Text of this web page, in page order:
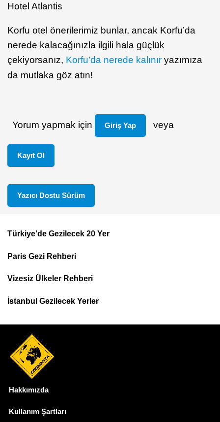
Hotel Atlantis
Korfu otel önerilerimiz bunlar, ancak Korfu’da
nerede kalacağınızla ilgili hala güçlük
çekiyorsanız, Korfu’da nerede kalınır yazımıza
da mutlaka göz atın!
Yorum yapmak için Giriş Yap veya
Kayıt Ol
Yazıcı Dostu Sürüm
Footer
Top
Menu
Türkiye'de Gezilecek 20 Yer
Paris Gezi Rehberi
Vizesiz Ülkeler Rehberi
İstanbul Gezilecek Yerler
Hakkımızda
Kullanım Şartları